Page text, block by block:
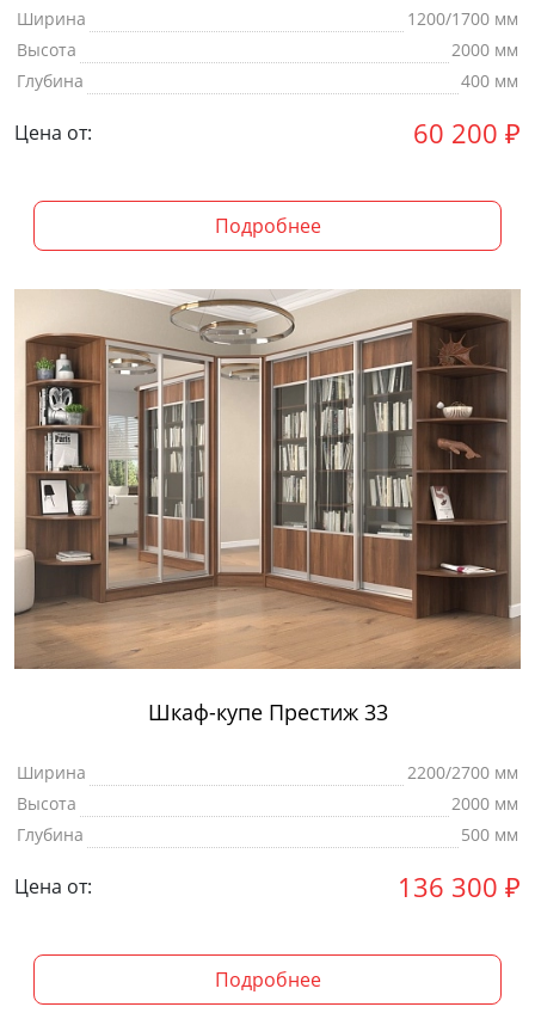
Ширина
1200/1700 мм
Высота
2000 мм
Глубина
400 мм
Цена от: 60 200 ₽
Подробнее
Шкаф-купе Престиж 33
Ширина
2200/2700 мм
Высота
2000 мм
Глубина
500 мм
Цена от: 136 300 ₽
Подробнее